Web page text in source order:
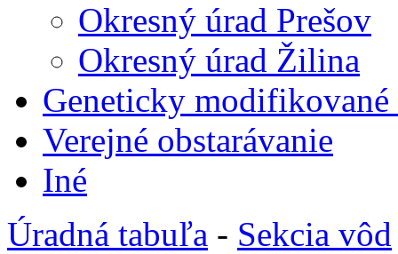
Okresný úrad Prešov
Okresný úrad Žilina
Geneticky
Verejné obstarávanie
Iné
Úradná tabuľa - Sekcia vôd